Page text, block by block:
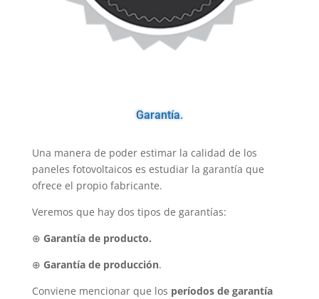
Garantía.
Una manera de poder estimar la calidad de los
paneles fotovoltaicos es estudiar la garantía que
ofrece el propio fabricante.
Veremos que hay dos tipos de garantías:
⊕ Garantía de producto.
⊕ Garantía de producción.
Conviene mencionar que los períodos de garantía